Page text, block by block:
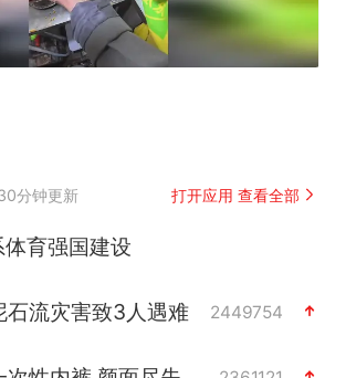
分钟更新 打开应用 查看全部
育强国建设
石流灾害致3人遇难 2449754